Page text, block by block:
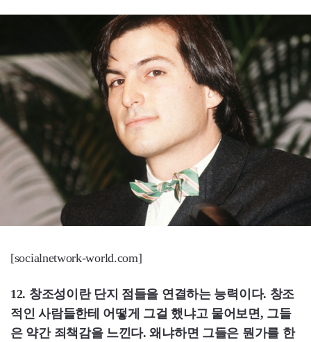
[socialnetwork-world.com]
12. 창조성이란 단지 점들을 연결하는 능력이다. 창조
적인 사람들한테 어떻게 그걸 했냐고 물어보면, 그들
은 약간 죄책감을 느낀다. 왜냐하면 그들은 뭔가를 한